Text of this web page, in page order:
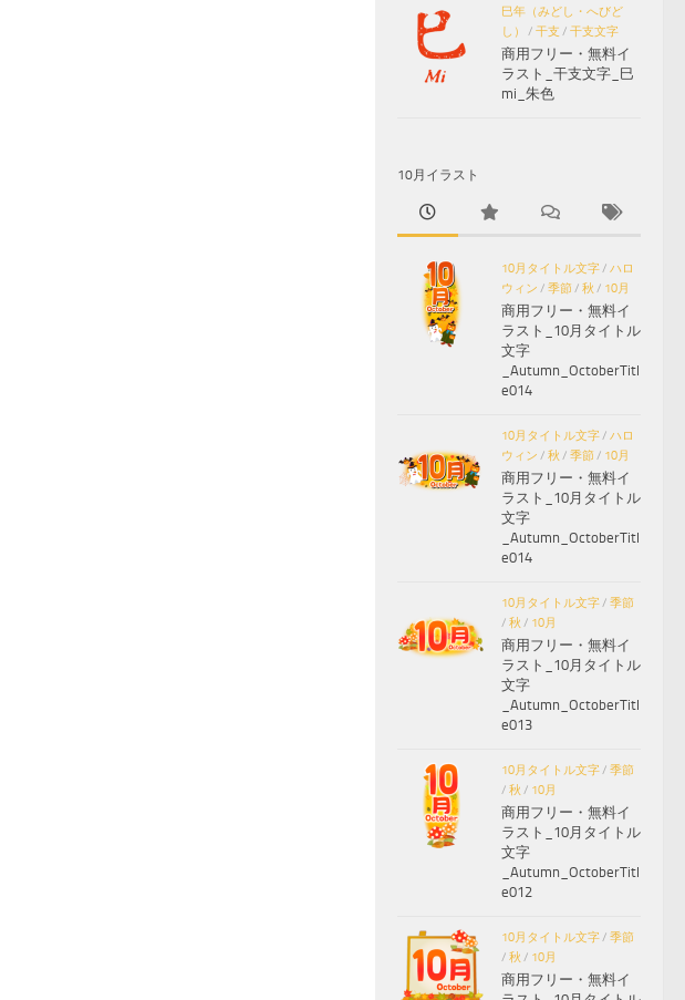
巳年（みどし・へびど
し）
/ 干支 / 干支文字
商用フリー・無料イ
ラスト_干支文字_巳
mi_朱色
10月イラスト
10月タイトル文字/ ハロ
ウィン / 季節/ 秋 / 10月
商用フリー・無料イ
ラスト_10月タイトル
文字
_Autumn_OctoberTitl
e014
10月タイトル文字/ ハロ
ウィン / 秋 / 季節/ 10月
商用フリー・無料イ
ラスト_10月タイトル
文字
_Autumn_OctoberTitl
e014
10月タイトル文字/ 季節
/ 秋 / 10月
商用フリー・無料イ
ラスト_10月タイトル
文字
_Autumn_OctoberTitl
e013
10月タイトル文字/ 季節
/ 秋 / 10月
商用フリー・無料イ
ラスト_10月タイトル
文字
_Autumn_OctoberTitl
e012
10月タイトル文字/ 季節
/ 秋 / 10月
商用フリー・無料イ